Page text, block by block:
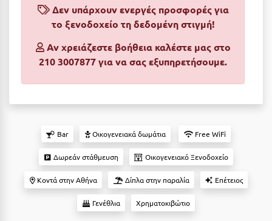
Αρτέμιδα
Αστυπάλαια
Αττική
Αχαΐα
Βόλος
Βραχάτι Κορινθίας
Κρουαζιέρες
Ενοικιαζόμενα Δωμάτια
Διαμερίσματα
Studios
Boutique Hotels
Ξενώνες
Camping
Suites
Δεν υπάρχουν ενεργές προσφορές για
το ξενοδοχείο τη δεδομένη στιγμή!
Αν χρειάζεστε βοήθεια καλέστε μας στο
210 3007877 για να σας εξυπηρετήσουμε.
Bar Οικογενειακά δωμάτια Free WiFi
Δωρεάν στάθμευση Οικογενειακό Ξενοδοχείο
Κοντά στην Αθήνα Δίπλα στην παραλία Επέτειος
Γενέθλια Χρηματοκιβώτιο